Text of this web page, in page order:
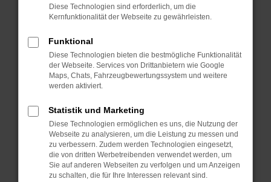
können das Laden bestimmter Seiten
verhindern. Funktioniert die Seite in einem
Fenster?
Starte dein Gerät neu.
Das kann manchmal helfen, vorübergehende
Probleme zu beheben.
Stelle sicher, dass dein Browser und dein
Betriebssystem auf dem neuesten Stand
sind.
Veraltete Software birgt nicht nur ein
Sicherheitsrisiko, sondern kann auch dazu
führen, dass bestimmte Funktionen nicht mehr
Diese Technologien sind erforderlich, um die
Kernfunktionalität der Webseite zu gewährleisten.
Funktional
Diese Technologien bieten die bestmögliche Funktionalität
der Webseite. Services von Drittanbietern wie Google
Maps, Chats, Fahrzeugbewertungssystem und weitere
werden aktiviert.
Statistik und Marketing
Diese Technologien ermöglichen es uns, die Nutzung der
Webseite zu analysieren, um die Leistung zu messen und
zu verbessern. Zudem werden Technologien eingesetzt,
die von dritten Werbetreibenden verwendet werden, um
Sie auf anderen Webseiten zu verfolgen und um Anzeigen
zu schalten, die für Ihre Interessen relevant sind.